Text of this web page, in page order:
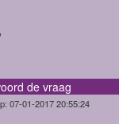
de vraag
07-01-2017 20:55:24